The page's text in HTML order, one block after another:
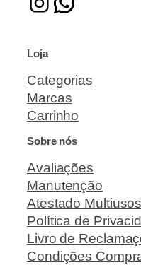
Loja
Categorias
Marcas
Carrinho
Sobre nós
Avaliações
Manutenção
Atestado Multiusos
Política de
Livro de
Condições